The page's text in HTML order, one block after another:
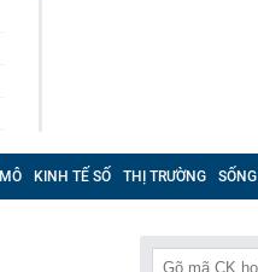
KINH TẾ SỐ THỊ TRƯỜNG SỐNG